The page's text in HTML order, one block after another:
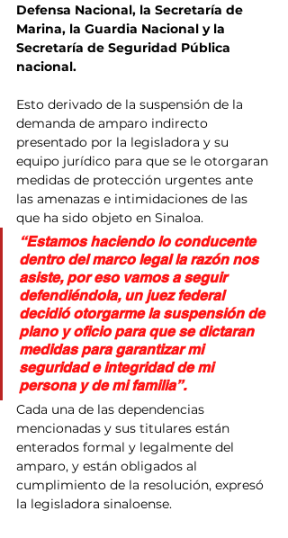
Defensa Nacional, la Secretaría de
Marina, la Guardia Nacional y la
Secretaría de Seguridad Pública
nacional.
Esto derivado de la suspensión de la
demanda de amparo indirecto
presentado por la legisladora y su
equipo jurídico para que se le otorgaran
medidas de protección urgentes ante
las amenazas e intimidaciones de las
que ha sido objeto en Sinaloa.
“Estamos haciendo lo conducente
dentro del marco legal la razón nos
asiste, por eso vamos a seguir
defendiéndola, un juez federal
decidió otorgarme la suspensión de
plano y oficio para que se dictaran
medidas para garantizar mi
seguridad e integridad de mi
persona y de mi familia”.
Cada una de las dependencias
mencionadas y sus titulares están
enterados formal y legalmente del
amparo, y están obligados al
cumplimiento de la resolución, expresó
la legisladora sinaloense.